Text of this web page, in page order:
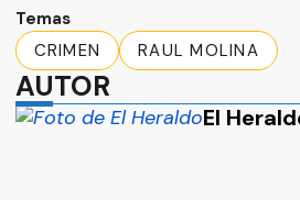
Temas
CRIMEN
RAUL MOLINA
AUTOR
El